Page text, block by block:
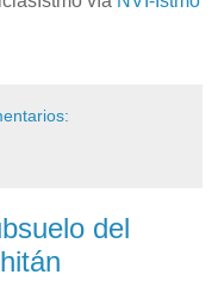
del